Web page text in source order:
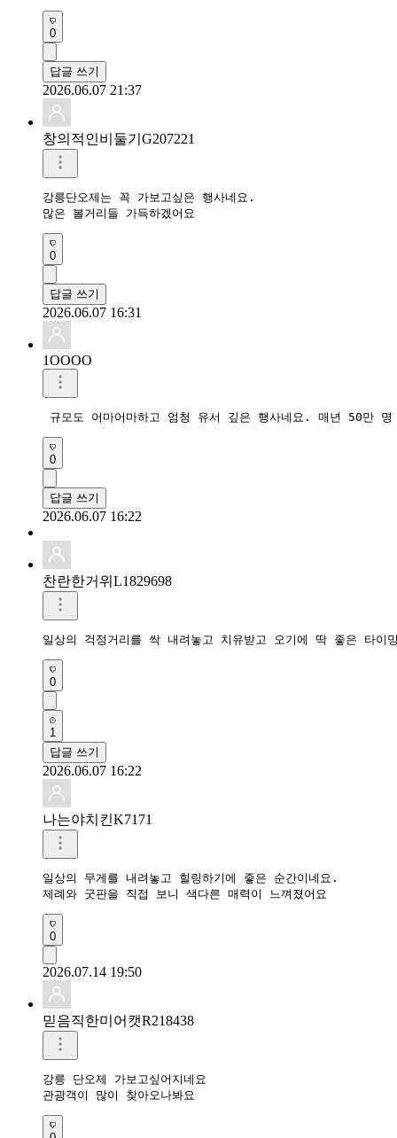
0
답글 쓰기
2026.06.07 21:37
창의적인비둘기G207221
강릉단오제는 꼭 가보고싶은 행사네요.
많은 볼거리들 가득하겠어요
0
답글 쓰기
2026.06.07 16:31
1OOOO
규모도 어마어마하고 엄청 유서 깊은 행사네요. 매년 50만
0
답글 쓰기
2026.06.07 16:22
찬란한거위L1829698
일상의 걱정거리를 싹 내려놓고 치유받고 오기에 딱 좋은 타
0
1
답글 쓰기
2026.06.07 16:22
나는야치킨K7171
일상의 무게를 내려놓고 힐링하기에 좋은 순간이네요.
제례와 굿판을 직접 보니 색다른 매력이 느껴졌어요
0
2026.07.14 19:50
믿음직한미어캣R218438
강릉 단오제 가보고싶어지네요
관광객이 많이 찾아오나봐요